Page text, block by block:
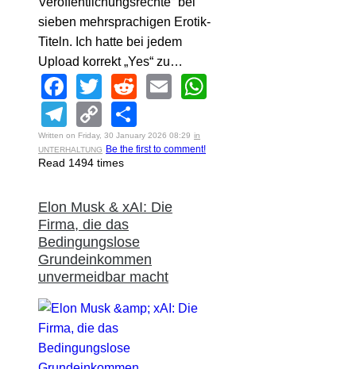
sieben mehrsprachigen Erotik-
Titeln. Ich hatte bei jedem
Upload korrekt „Yes“ zu…
Facebook
TwitterReddit
Email
Telegram
Copy
Link
Written on Friday, 30 January 2026 08:29 in
UNTERHALTUNG Be the first to comment!
Read 1494 times
Elon Musk & xAI: Die
Firma, die das
Bedingungslose
Grundeinkommen
unvermeidbar macht